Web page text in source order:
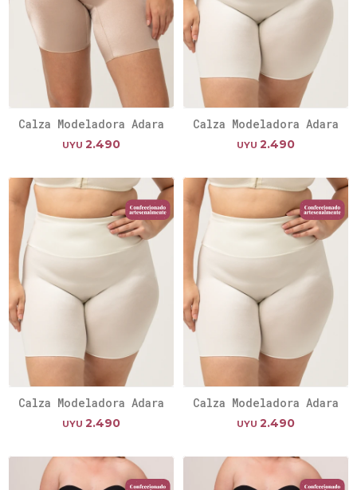
Calza Modeladora Adara
UYU 2.490
Calza Modeladora Adara
UYU 2.490
Calza Modeladora Adara
UYU 2.490
Calza Modeladora Adara
UYU 2.490